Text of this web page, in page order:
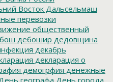
Восток Дальсельмаш
перевозки
общественный
дебошир дедовщина
декабрь
декларация о
демогрфия денежные
географа День города